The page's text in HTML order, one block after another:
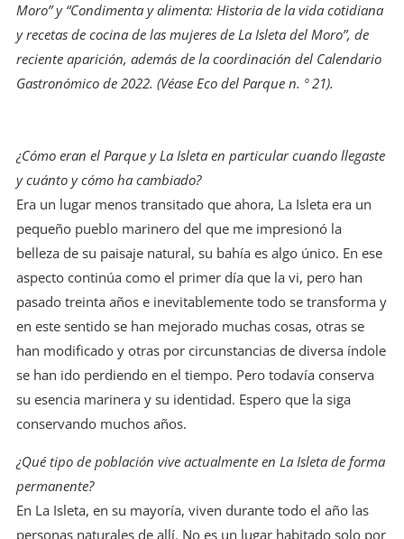
Moro” y “Condimenta y alimenta: Historia de la vida cotidiana
y recetas de cocina de las mujeres de La Isleta del Moro”, de
reciente aparición, además de la coordinación del Calendario
Gastronómico de 2022. (Véase Eco del Parque n. º 21).
¿Cómo eran el Parque y La Isleta en particular cuando llegaste
y cuánto y cómo ha cambiado?
Era un lugar menos transitado que ahora, La Isleta era un
pequeño pueblo marinero del que me impresionó la
belleza de su paisaje natural, su bahía es algo único. En ese
aspecto continúa como el primer día que la vi, pero han
pasado treinta años e inevitablemente todo se transforma y
en este sentido se han mejorado muchas cosas, otras se
han modificado y otras por circunstancias de diversa índole
se han ido perdiendo en el tiempo. Pero todavía conserva
su esencia marinera y su identidad. Espero que la siga
conservando muchos años.
¿Qué tipo de población vive actualmente en La Isleta de forma
permanente?
En La Isleta, en su mayoría, viven durante todo el año las
personas naturales de allí. No es un lugar habitado solo por